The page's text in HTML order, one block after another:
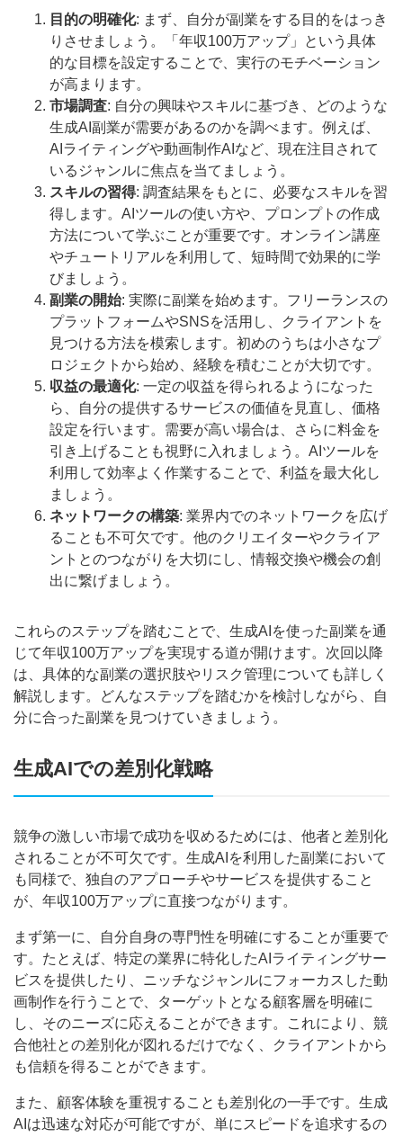
目的の明確化: まず、自分が副業をする目的をはっき
りさせましょう。「年収100万アップ」という具体
的な目標を設定することで、実行のモチベーション
が高まります。
市場調査: 自分の興味やスキルに基づき、どのような
生成AI副業が需要があるのかを調べます。例えば、
AIライティングや動画制作AIなど、現在注目されて
いるジャンルに焦点を当てましょう。
スキルの習得: 調査結果をもとに、必要なスキルを習
得します。AIツールの使い方や、プロンプトの作成
方法について学ぶことが重要です。オンライン講座
やチュートリアルを利用して、短時間で効果的に学
びましょう。
副業の開始: 実際に副業を始めます。フリーランスの
プラットフォームやSNSを活用し、クライアントを
見つける方法を模索します。初めのうちは小さなプ
ロジェクトから始め、経験を積むことが大切です。
収益の最適化: 一定の収益を得られるようになった
ら、自分の提供するサービスの価値を見直し、価格
設定を行います。需要が高い場合は、さらに料金を
引き上げることも視野に入れましょう。AIツールを
利用して効率よく作業することで、利益を最大化し
ましょう。
ネットワークの構築: 業界内でのネットワークを広げ
ることも不可欠です。他のクリエイターやクライア
ントとのつながりを大切にし、情報交換や機会の創
出に繋げましょう。
これらのステップを踏むことで、生成AIを使った副業を通
じて年収100万アップを実現する道が開けます。次回以降
は、具体的な副業の選択肢やリスク管理についても詳しく
解説します。どんなステップを踏むかを検討しながら、自
分に合った副業を見つけていきましょう。
生成AIでの差別化戦略
競争の激しい市場で成功を収めるためには、他者と差別化
されることが不可欠です。生成AIを利用した副業において
も同様で、独自のアプローチやサービスを提供すること
が、年収100万アップに直接つながります。
まず第一に、自分自身の専門性を明確にすることが重要で
す。たとえば、特定の業界に特化したAIライティングサー
ビスを提供したり、ニッチなジャンルにフォーカスした動
画制作を行うことで、ターゲットとなる顧客層を明確に
し、そのニーズに応えることができます。これにより、競
合他社との差別化が図れるだけでなく、クライアントから
も信頼を得ることができます。
また、顧客体験を重視することも差別化の一手です。生成
AIは迅速な対応が可能ですが、単にスピードを追求するの